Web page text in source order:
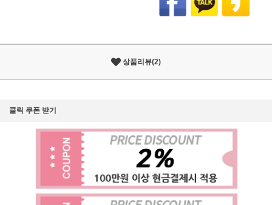
상품리뷰(2)
클릭 쿠폰 받기